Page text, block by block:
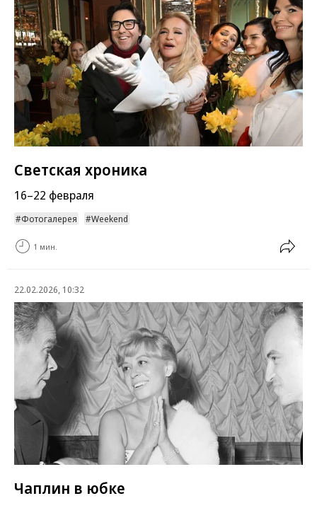
Светская хроника
16–22 февраля
Фотогалерея Weekend
1 мин.
22.02.2026, 10:32
Чаплин в юбке